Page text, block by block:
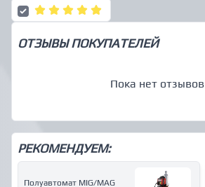
ОТЗЫВЫ ПОКУПАТЕЛЕЙ
Пока нет отзывов
РЕКОМЕНДУЕМ:
Полуавтомат MIG/MAG